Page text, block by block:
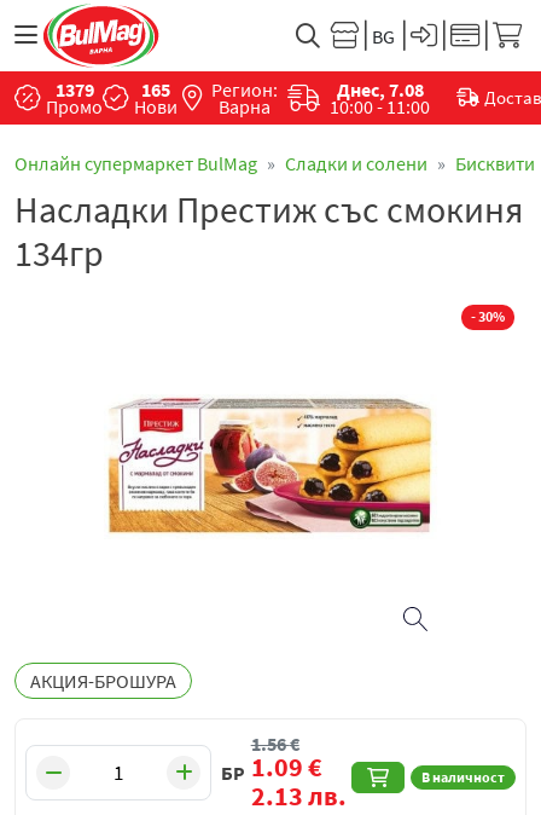
1379
Промо
165
Нови
Регион:
Варна
Днес, 7.08
10:00 - 11:00
Онлайн супермаркет BulMag Сладки и солени Бисквити
Насладки Престиж със смокиня
134гр
- 30%
АКЦИЯ-БРОШУРА
БР В наличност
1.56€
1.09€
2.13лв.